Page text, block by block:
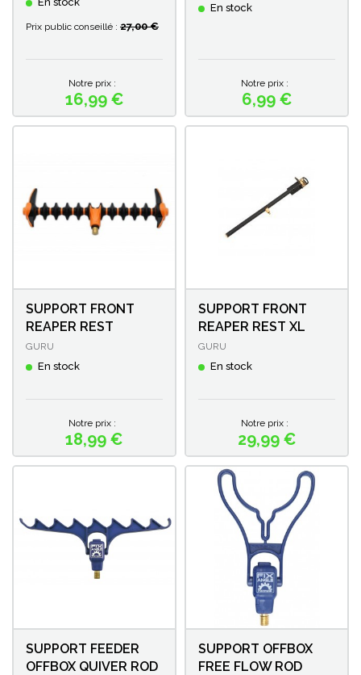
Prix public conseillé : 27,00 €
Prix
Notre prix :
16,99 €
En stock
Prix
Notre prix :
6,99 €
SUPPORT FRONT
REAPER REST
GURU
En stock
Prix
Notre prix :
18,99 €
SUPPORT FRONT
REAPER REST XL
GURU
En stock
Prix
Notre prix :
29,99 €
SUPPORT FEEDER
OFFBOX QUIVER ROD
SUPPORT OFFBOX
FREE FLOW ROD